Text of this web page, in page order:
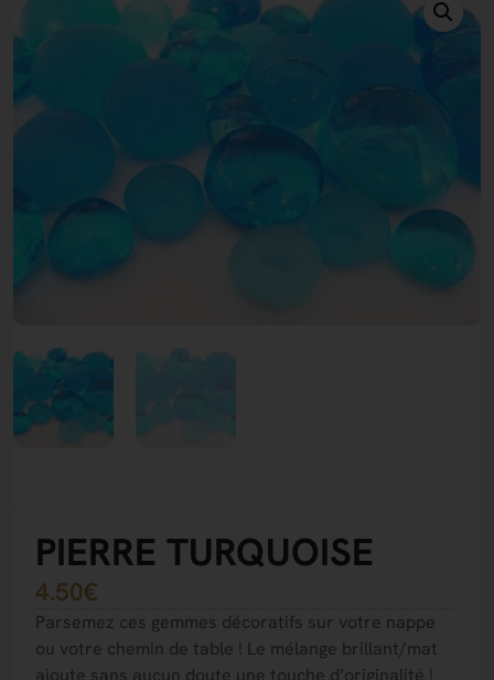
PIERRE TURQUOISE
4.50€
Parsemez ces gemmes décoratifs sur votre nappe
ou votre chemin de table ! Le mélange brillant/mat
ajoute sans aucun doute une touche d’originalité !